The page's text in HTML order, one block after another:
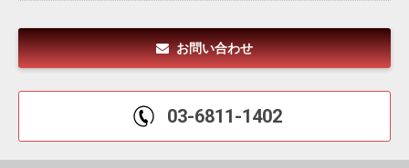
お問い合わせ
03-6811-1402